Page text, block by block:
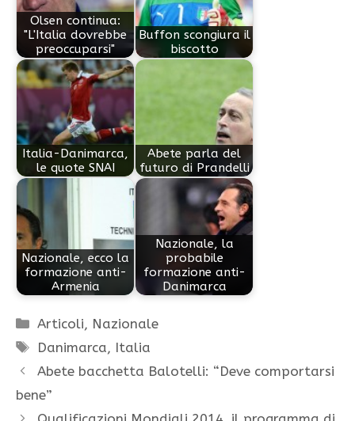
Olsen continua:
"L'Italia dovrebbe
preoccuparsi"
Buffon scongiura il
biscotto
Italia-Danimarca,
le quote SNAI
Abete parla del
futuro di Prandelli
Nazionale, ecco la
formazione anti-
Armenia
Nazionale, la
probabile
formazione anti-
Danimarca
Categorie
Articoli, Nazionale
Tag
Danimarca, Italia
Abete bacchetta Balotelli: “Deve comportarsi
bene”